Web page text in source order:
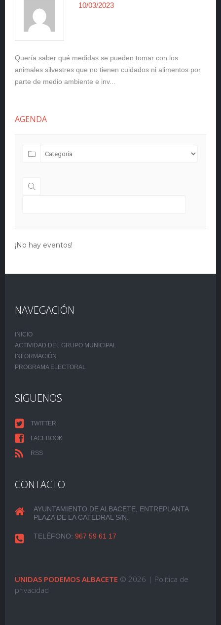
10/03/2023
Quería saber qué medidas se pueden tomar con los
animales silvestres que no tienen cuidados ni alimentos por
parte de medio ambiente e inv...
AGENDA
¡No hay eventos!
NAVEGACIÓN
INICIO
ACTIVIDAD DEL GRUPO MUNICIPAL
INFORMACIÓN
PROGRAMA ELECTORAL
SIGUENOS
TWITTER
FACEBOOK
RSS
CONTACTO
AYUNTAMIENTO DE ALBACETE, ENTREPLANTA
PLAZA DE LA CATEDRAL S/N.
TELÉFONO: 967 59 61 17
UNIDAS PODEMOS ALBACETE © 2026 | Política de
privacidad